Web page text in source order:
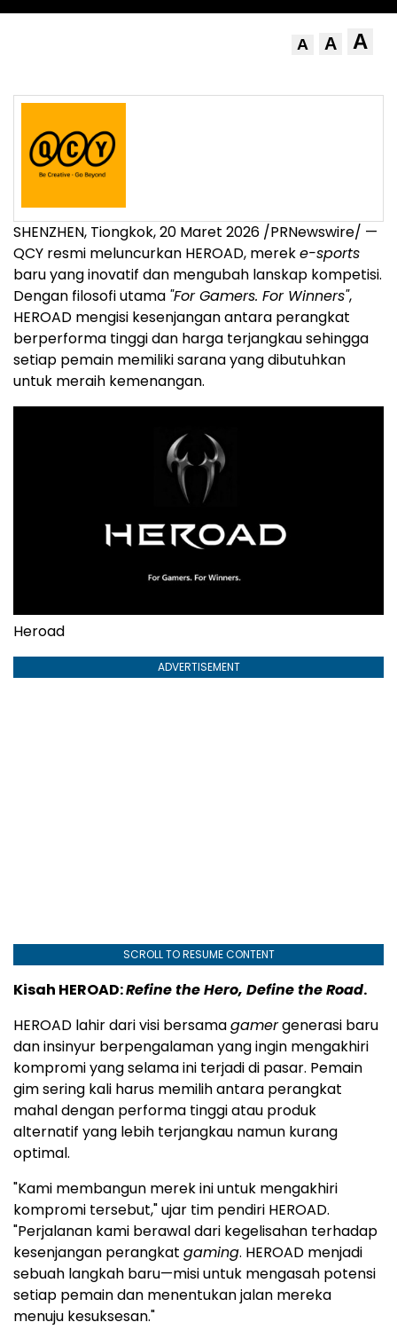
A A A
SHENZHEN, Tiongkok, 20 Maret 2026 /PRNewswire/ —
QCY resmi meluncurkan HEROAD, mereke-sports
baru yang inovatif dan mengubah lanskap kompetisi.
Dengan filosofi utama "For Gamers. For Winners",
HEROAD mengisi kesenjangan antara perangkat
berperforma tinggi dan harga terjangkau sehingga
setiap pemain memiliki sarana yang dibutuhkan
untuk meraih kemenangan.
Heroad
ADVERTISEMENT
SCROLL TO RESUME CONTENT
Kisah HEROAD:Refine the Hero, Define the Road.
HEROAD lahir dari visi bersamagamergenerasi baru
dan insinyur berpengalaman yang ingin mengakhiri
kompromi yang selama ini terjadi di pasar. Pemain
gim sering kali harus memilih antara perangkat
mahal dengan performa tinggi atau produk
alternatif yang lebih terjangkau namun kurang
optimal.
"Kami membangun merek ini untuk mengakhiri
kompromi tersebut," ujar tim pendiri HEROAD.
"Perjalanan kami berawal dari kegelisahan terhadap
kesenjangan perangkat gaming. HEROAD menjadi
sebuah langkah baru—misi untuk mengasah potensi
setiap pemain dan menentukan jalan mereka
menuju kesuksesan."